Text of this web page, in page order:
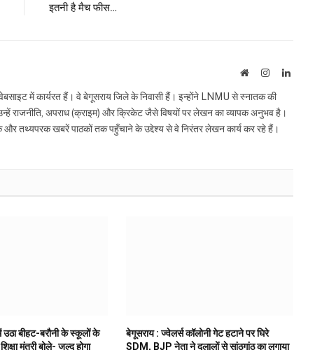
इतनी है मैच फीस…
WebsiteInstagramLinkedIn
में कार्यरत हैं। वे बेगूसराय जिले के निवासी हैं। इन्होंने LNMU से स्नातक की
राजनीति, अपराध (क्राइम) और क्रिकेट जैसे विषयों पर लेखन का व्यापक अनुभव है।
तथ्यपरक खबरें पाठकों तक पहुँचाने के उद्देश्य से वे निरंतर लेखन कार्य कर रहे हैं।
उठा बीहट-बरौनी के स्कूलों के
मंत्री बोले- जल्द होगा
बेगूसराय : ज्वेलर्स कॉलोनी गेट हटाने पर घिरे
SDM, BJP नेता ने दलालों से सांठगांठ का लगाया